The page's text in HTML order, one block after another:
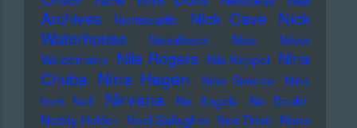
Archives
Nichtseattle Nick Cave
Nick
Waterhouse
Nickelback Nico
Nikko
Weidemann Nile Rogers Nils Keppel Nina
Chuba Nina Hagen Nina Simone
Nine
Inch Nail
Nirvana No Angels
No Doubt
Noddy Holder Noel Gallagher Noir Désir Nono